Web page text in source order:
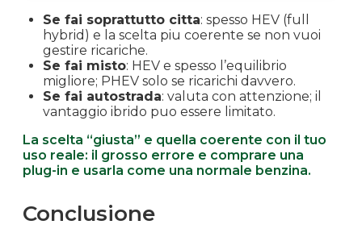
Se fai soprattutto citta: spesso HEV (full
hybrid) e la scelta piu coerente se non vuoi
gestire ricariche.
Se fai misto: HEV e spesso l’equilibrio
migliore; PHEV solo se ricarichi davvero.
Se fai autostrada: valuta con attenzione; il
vantaggio ibrido puo essere limitato.
La scelta “giusta” e quella coerente con il tuo
uso reale: il grosso errore e comprare una
plug-in e usarla come una normale benzina.
Conclusione